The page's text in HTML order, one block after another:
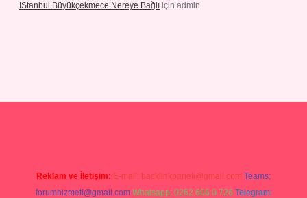
İStanbul Büyükçekmece Nereye Bağlı için admin
Reklam ve İletişim: E-mail: backlinkpaneli@gmail.com Teams:
forumhizmeti@gmail.com Whatsapp: 0262 606 0 726 Telegram: